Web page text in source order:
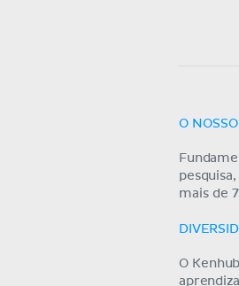
O
mais de
O